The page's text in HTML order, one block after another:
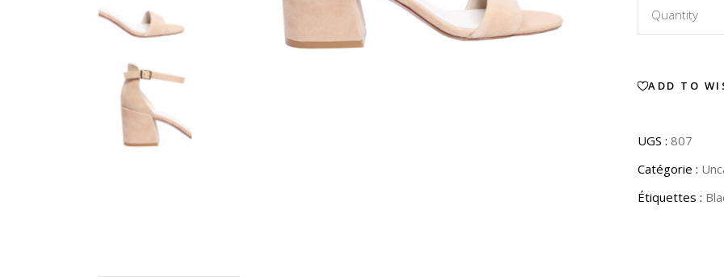
Model
Quantity
ADD TO
UGS : 807
Catégorie :
Étiquettes :